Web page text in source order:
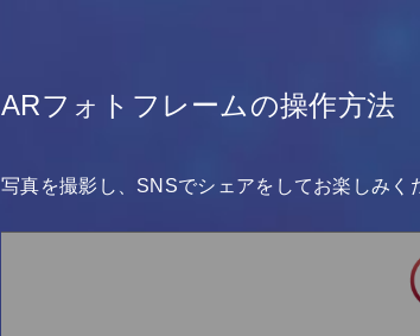
ARフォトフレームの操作方法
写真を撮影し、SNSでシェアをしてお楽しみ